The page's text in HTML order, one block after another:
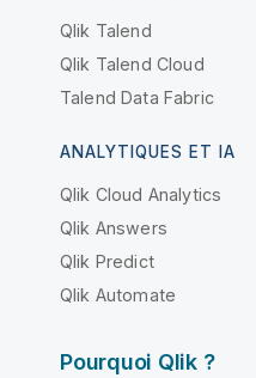
Qlik Talend
Qlik Talend Cloud
Talend Data Fabric
ANALYTIQUES ET IA
Qlik Cloud Analytics
Qlik Answers
Qlik Predict
Qlik Automate
Pourquoi Qlik ?